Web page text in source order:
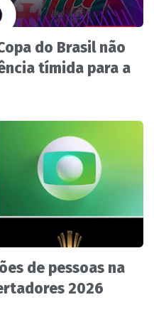
do Brasil não
tímida para a
de pessoas na
2026